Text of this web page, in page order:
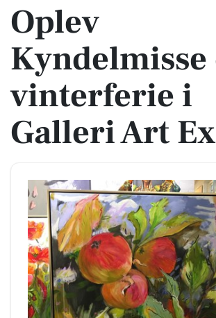
Oplev
Kyndelmisse
vinterferie i
Galleri Art